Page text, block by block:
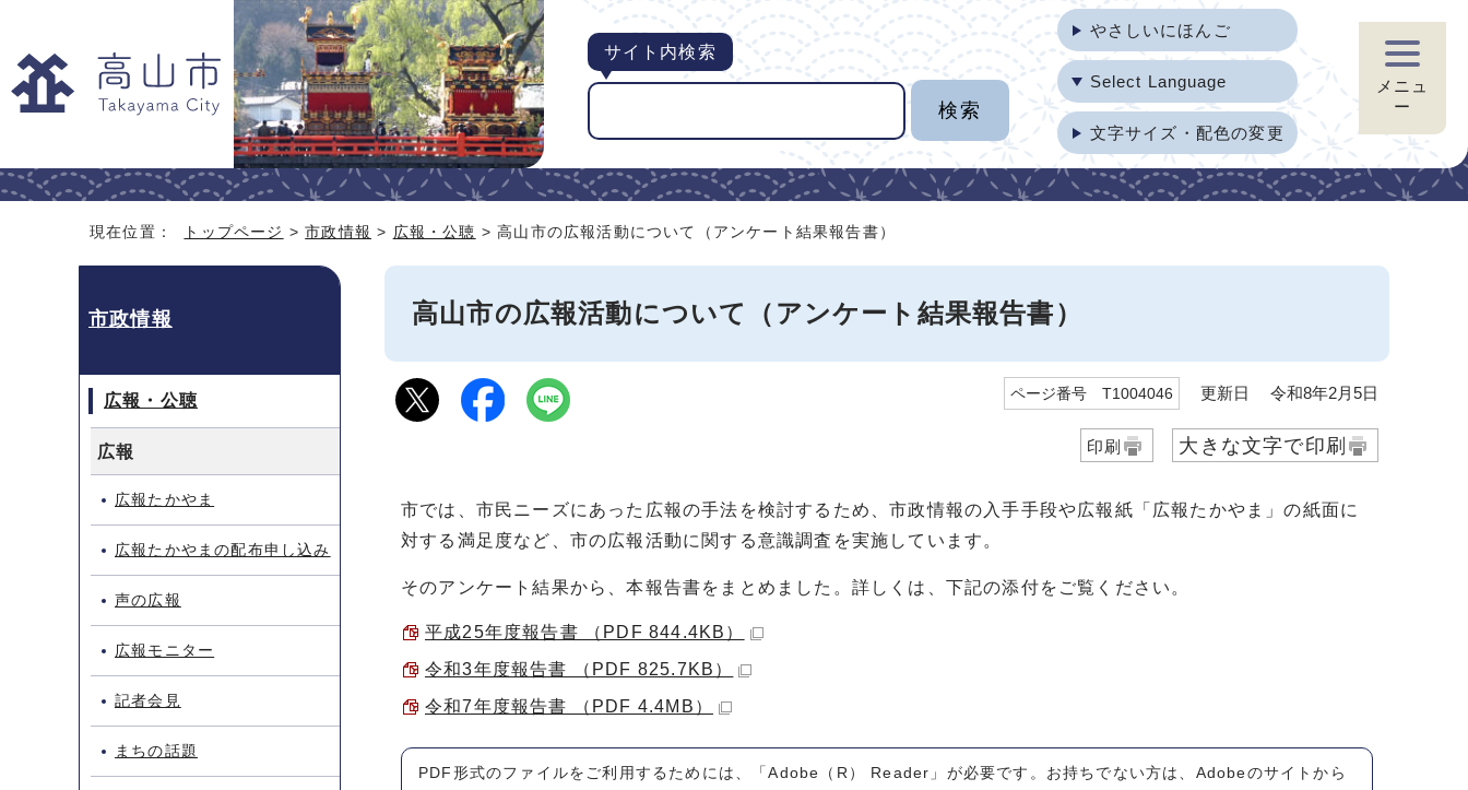
サイト内検索
やさしいにほんご
Select Language
文字サイズ・配色の変更
メニュ
ー
現在位置： トップページ >市政情報 > 広報・公聴 > 高山市の広報活動について（アンケート結果報告書）
高山市の広報活動について（アンケート結果報告書）
ページ番号 T1004046 更新日 令和8年2月5日
印刷 大きな文字で印刷
市では、市民ニーズにあった広報の手法を検討するため、市政情報の入手手段や広報紙「広報たかやま」の紙面に
対する満足度など、市の広報活動に関する意識調査を実施しています。
そのアンケート結果から、本報告書をまとめました。詳しくは、下記の添付をご覧ください。
平成25年度報告書 （PDF 844.4KB）
令和3年度報告書 （PDF 825.7KB）
令和7年度報告書 （PDF 4.4MB）
PDF形式のファイルをご利用するためには、「Adobe（R） Reader」が必要です。お持ちでない方は、Adobeのサイトから
市政情報
広報・公聴
広報
広報たかやま
広報たかやまの配布申し込み
声の広報
広報モニター
記者会見
まちの話題